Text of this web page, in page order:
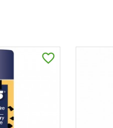
favorite_border